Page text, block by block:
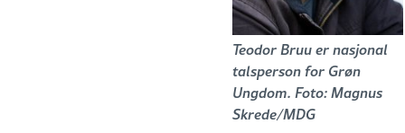
Teodor Bruu er nasjonal
talsperson for Grøn
Ungdom. Foto: Magnus
Skrede/MDG